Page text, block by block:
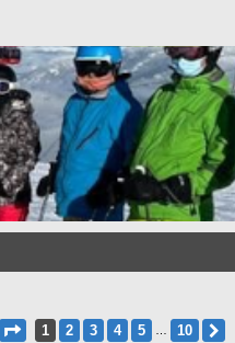
1 頁 (共10 頁)
1 2 3 4 5 10